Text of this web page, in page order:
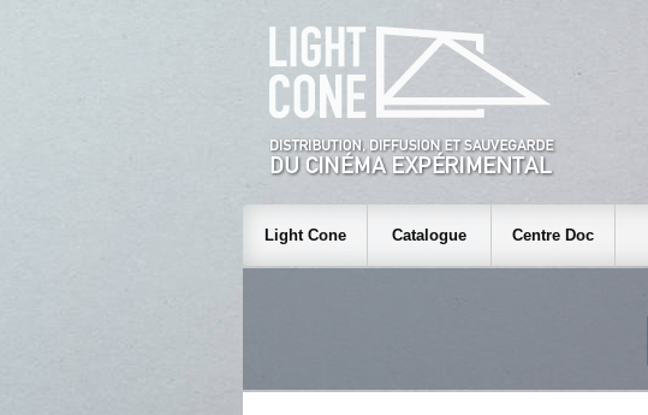
Light Cone Catalogue Centre Doc